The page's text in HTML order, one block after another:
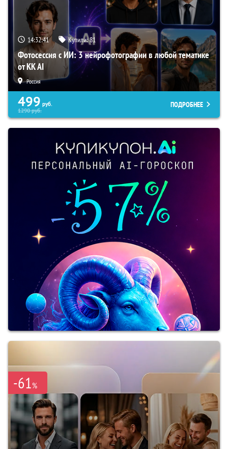
14:32:39 Купили:81
Фотосессия с ИИ: 3 нейрофотографии в любой тематике
от KK AI
Россия
499 руб.
1290руб.
ПОДРОБНЕЕ
-61%